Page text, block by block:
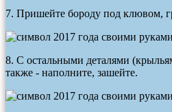
7. Пришейте бороду под клювом,
8. С остальными деталями
также - наполните, зашейте.